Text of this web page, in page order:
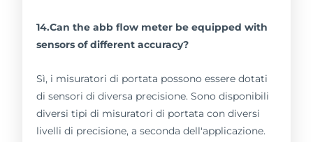
14.Can the abb flow meter be equipped with
sensors of different accuracy?
Sì, i misuratori di portata possono essere dotati
di sensori di diversa precisione. Sono disponibili
diversi tipi di misuratori di portata con diversi
livelli di precisione, a seconda dell'applicazione.